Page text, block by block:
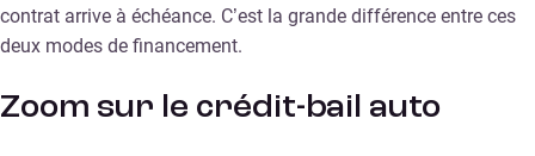
contrat arrive à échéance. C’est la grande différence entre ces
deux modes de financement.
Zoom sur le crédit-bail auto